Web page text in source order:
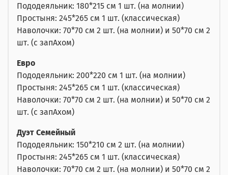
Пододеяльник: 180*215 см 1 шт. (на молнии)
Простыня: 245*265 см 1 шт. (классическая)
Наволочки: 70*70 см 2 шт. (на молнии) и 50*70 см 2
шт. (с запАхом)
Евро
Пододеяльник: 200*220 см 1 шт. (на молнии)
Простыня: 245*265 см 1 шт. (классическая)
Наволочки: 70*70 см 2 шт. (на молнии) и 50*70 см 2
шт. (с запАхом)
Дуэт Семейный
Пододеяльник: 150*210 см 2 шт. (на молнии)
Простыня: 245*265 см 1 шт. (классическая)
Наволочки: 70*70 см 2 шт. (на молнии) и 50*70 см 2